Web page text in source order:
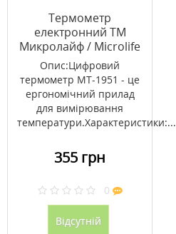
Термометр
електронний ТМ
Микролайф / Microlife
МТ-1951
Опис:Цифровий
термометр МТ-1951 - це
ергономічний прилад
для вимірювання
температури.Характеристики:...
355 грн
0
Відсутній